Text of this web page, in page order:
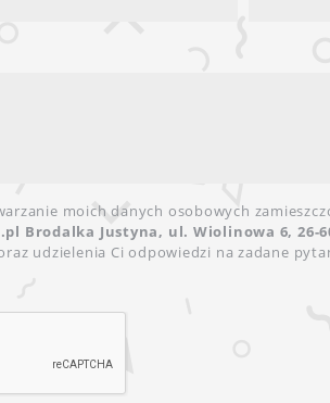
moich danych osobowych
Brodalka Justyna, ul. Wiolinowa 6, 26-
udzielenia Ci odpowiedzi na zadane